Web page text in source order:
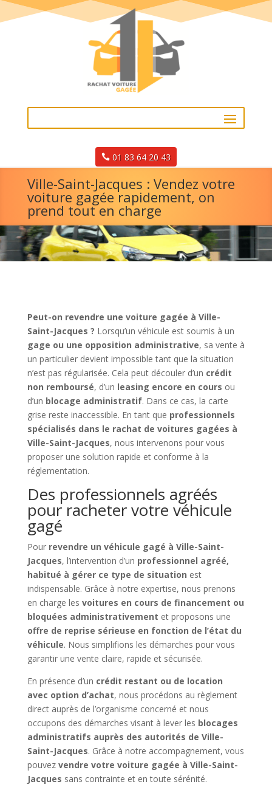
01 83 64 20 43
Ville-Saint-Jacques : Vendez votre
voiture gagée rapidement, on
prend tout en charge
Peut-on revendre une voiture gagée à Ville-
Saint-Jacques ? Lorsqu’un véhicule est soumis à un
gage ou une opposition administrative, sa vente à
un particulier devient impossible tant que la situation
n’est pas régularisée. Cela peut découler d’un crédit
non remboursé, d’un leasing encore en cours ou
d’un blocage administratif. Dans ce cas, la carte
grise reste inaccessible. En tant que professionnels
spécialisés dans le rachat de voitures gagées à
Ville-Saint-Jacques, nous intervenons pour vous
proposer une solution rapide et conforme à la
réglementation.
Des professionnels agréés
pour racheter votre véhicule
gagé
Pour revendre un véhicule gagé à Ville-Saint-
Jacques, l’intervention d’un professionnel agréé,
habitué à gérer ce type de situation est
indispensable. Grâce à notre expertise, nous prenons
en charge les voitures en cours de financement ou
bloquées administrativement et proposons une
offre de reprise sérieuse en fonction de l’état du
véhicule. Nous simplifions les démarches pour vous
garantir une vente claire, rapide et sécurisée.
En présence d’un crédit restant ou de location
avec option d’achat, nous procédons au règlement
direct auprès de l’organisme concerné et nous
occupons des démarches visant à lever les blocages
administratifs auprès des autorités de Ville-
Saint-Jacques. Grâce à notre accompagnement, vous
pouvez vendre votre voiture gagée à Ville-Saint-
Jacques sans contrainte et en toute sérénité.